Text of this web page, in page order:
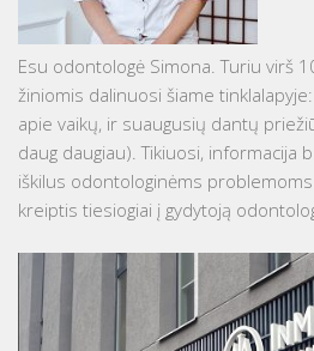
Esu odontologė Simona. Turiu virš
žiniomis dalinuosi šiame
apie vaikų, ir suaugusių dantų
daug daugiau). Tikiuosi, informacija
iškilus odontologinėms
kreiptis tiesiogiai į gydytoją